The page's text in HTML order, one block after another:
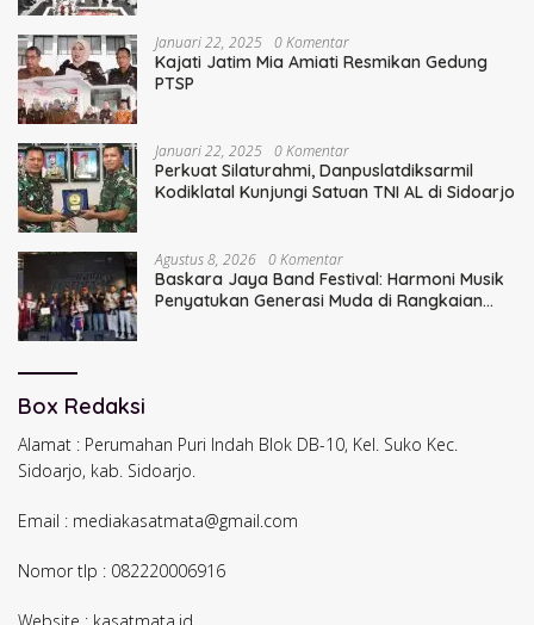
Januari 22, 2025 0 Komentar
Kajati Jatim Mia Amiati Resmikan Gedung
PTSP
Januari 22, 2025 0 Komentar
Perkuat Silaturahmi, Danpuslatdiksarmil
Kodiklatal Kunjungi Satuan TNI AL di Sidoarjo
Agustus 8, 2026 0 Komentar
Baskara Jaya Band Festival: Harmoni Musik
Penyatukan Generasi Muda di Rangkaian
Box Redaksi
Alamat : Perumahan Puri Indah Blok DB-10, Kel. Suko Kec.
Sidoarjo, kab. Sidoarjo.
Email : mediakasatmata@gmail.com
Nomor tlp : 082220006916
Website : kasatmata.id